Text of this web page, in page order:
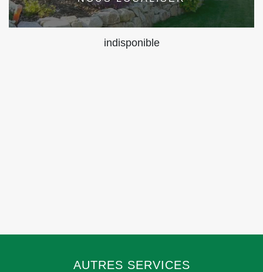
indisponible
AUTRES SERVICES